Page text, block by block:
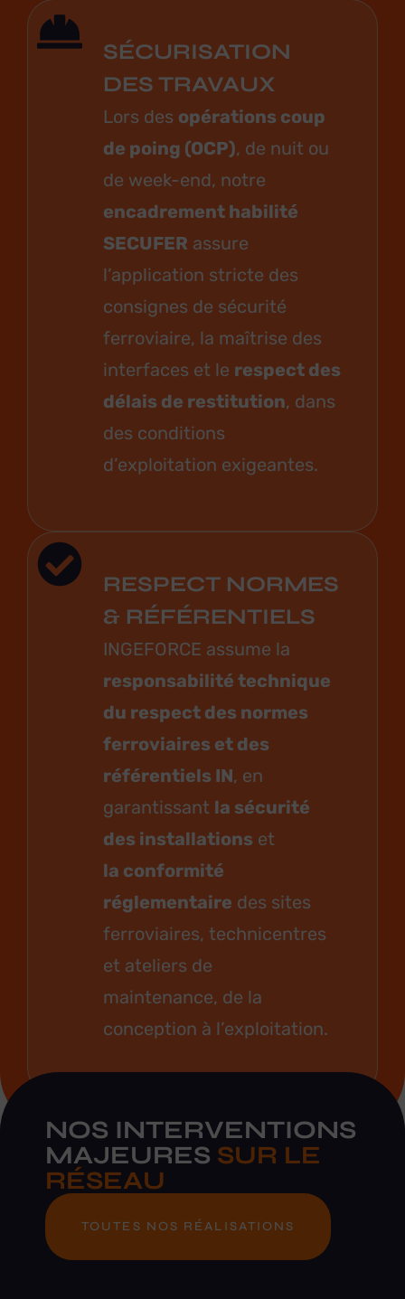
SÉCURISATION
DES TRAVAUX
Lors des opérations coup
de poing (OCP), de nuit ou
de week-end, notre
encadrement habilité
SECUFER assure
l’application stricte des
consignes de sécurité
ferroviaire, la maîtrise des
interfaces et le respect des
délais de restitution, dans
des conditions
d’exploitation exigeantes.
RESPECT NORMES
& RÉFÉRENTIELS
INGEFORCE assume la
responsabilité technique
du respect des normes
ferroviaires et des
référentiels IN, en
garantissant la sécurité
des installations et
la conformité
réglementaire des sites
ferroviaires, technicentres
et ateliers de
maintenance, de la
conception à l’exploitation.
NOS INTERVENTIONS
MAJEURES SUR LE
RÉSEAU
TOUTES NOS RÉALISATIONS